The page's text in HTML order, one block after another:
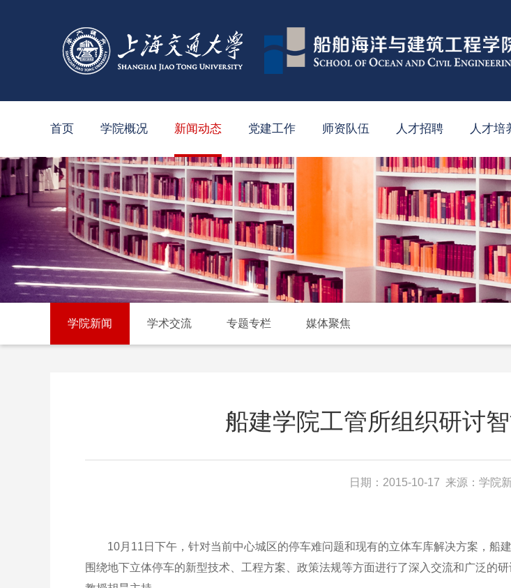
首页 学院概况 新闻动态 党建工作 师资队伍 人才招聘 人才培
学院新闻 学术交流 专题专栏 媒体聚焦
船建学院工管所组织研讨
日期：2015-10-17 来源：学院
10月11日下午，针对当前中心城区的停车难问题和现有的立体车库解决方案，船
围绕地下立体停车的新型技术、工程方案、政策法规等方面进行了深入交流和广泛的